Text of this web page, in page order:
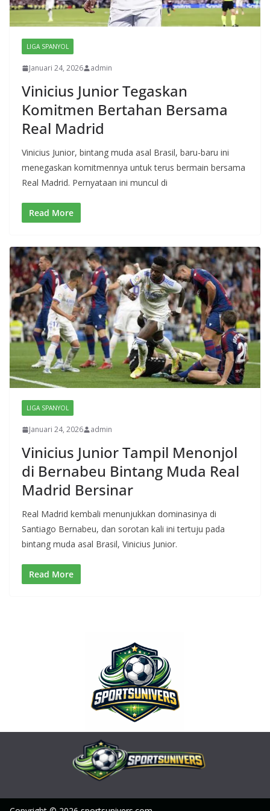
LIGA SPANYOL
Januari 24, 2026 admin
Vinicius Junior Tegaskan
Komitmen Bertahan Bersama
Real Madrid
Vinicius Junior, bintang muda asal Brasil, baru-baru ini
menegaskan komitmennya untuk terus bermain bersama
Real Madrid. Pernyataan ini muncul di
Read More
LIGA SPANYOL
Januari 24, 2026 admin
Vinicius Junior Tampil Menonjol
di Bernabeu Bintang Muda Real
Madrid Bersinar
Real Madrid kembali menunjukkan dominasinya di
Santiago Bernabeu, dan sorotan kali ini tertuju pada
bintang muda asal Brasil, Vinicius Junior.
Read More